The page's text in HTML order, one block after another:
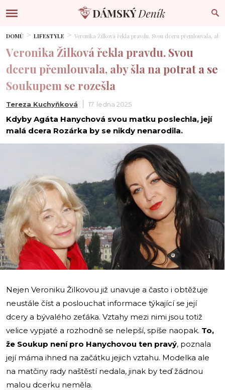
DOMŮ LIFESTYLE Veronika Žilková řekla pravdu. Svou dceru přemlouvala,
Veronika Žilková řekla pravdu. Svou
dceru přemlouvala, aby šla na potrat a se
Soukupem se rozešla
Tereza Kuchyňková 17. ledna 2025
Kdyby Agáta Hanychová svou matku poslechla, její
malá dcera Rozárka by se nikdy nenarodila.
i
Nejen Veroniku Žilkovou již unavuje a často i obtěžuje
neustále číst a poslouchat informace týkající se její
dcery a bývalého zeťáka. Vztahy mezi nimi jsou totiž
velice vypjaté a rozhodně se nelepší, spíše naopak. To,
že Soukup není pro Hanychovou ten pravý, poznala
její máma ihned na začátku jejich vztahu. Modelka ale
na matčiny rady naštěstí nedala, jinak by teď žádnou
malou dcerku neměla.